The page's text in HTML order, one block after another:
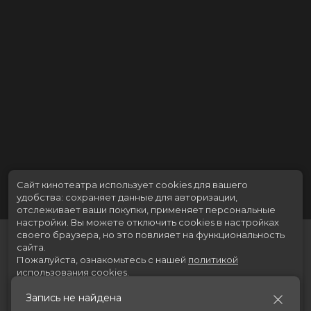
Запись не найдена
Сайт кинотеатра использует cookies для вашего
удобства: сохраняет данные для авторизации,
отслеживает ваши покупки, применяет персональные
настройки. Вы можете отключить cookies в настройках
своего браузера, но это повлияет на функциональность
сайта.
Пожалуйста, ознакомьтесь с нашей политикой
использования cookies